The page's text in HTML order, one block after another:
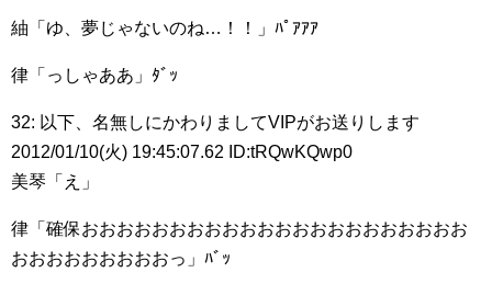
紬「ゆ、夢じゃないのね…！！」ﾊﾟｱｱｱ
律「っしゃああ」ﾀﾞｯ
32: 以下、名無しにかわりましてVIPがお送りします
2012/01/10(火) 19:45:07.62 ID:tRQwKQwp0
美琴「え」
律「確保おおおおおおおおおおおおおおおおおおおおおお
おおおおおおおおおっ」ﾊﾞｯ